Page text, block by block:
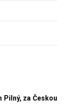
za Českou